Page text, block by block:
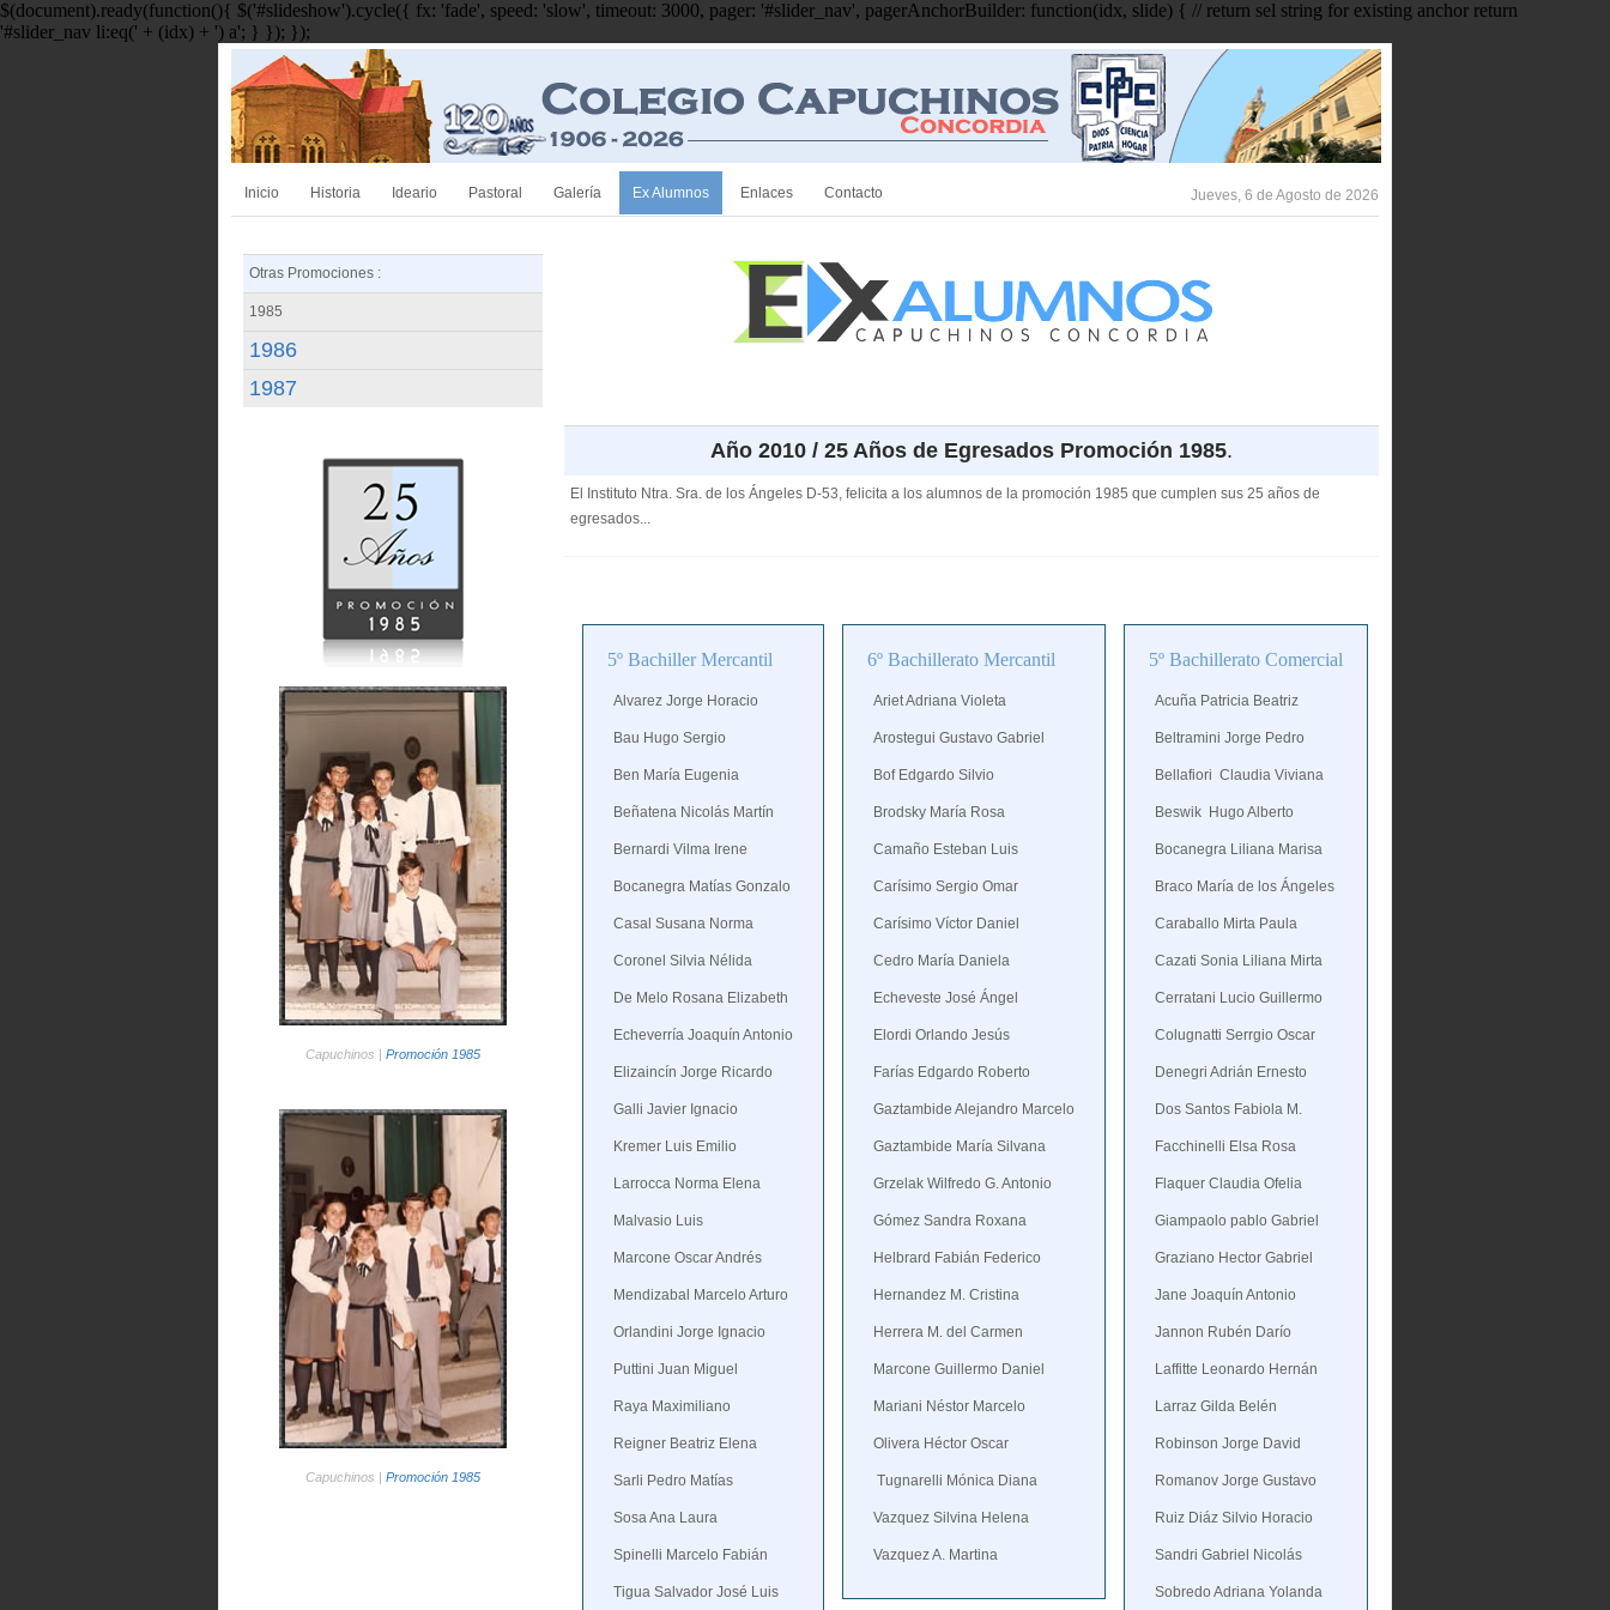
$(document).ready(function(){ $('#slideshow').cycle({ fx: 'fade', speed: 'slow', timeout: 3000, pager: '#slider_nav', pagerAnchorBuilder: function(idx, slide) { // return sel string for existing anchor return
'#slider_nav li:eq(' + (idx) + ') a'; } }); });
Inicio Historia Ideario Pastoral Galería Ex Alumnos Enlaces Contacto Jueves, 6 de Agosto de 2026
Otras Promociones :
1985
1986
1987
Capuchinos | Promoción 1985
Capuchinos | Promoción 1985
Año 2010 / 25 Años de Egresados Promoción 1985.
El Instituto Ntra. Sra. de los Ángeles D-53, felicita a los alumnos de la promoción 1985 que cumplen sus 25 años de
egresados...
5º Bachiller Mercantil
Alvarez Jorge Horacio
Bau Hugo Sergio
Ben María Eugenia
Beñatena Nicolás Martín
Bernardi Vilma Irene
Bocanegra Matías Gonzalo
Casal Susana Norma
Coronel Silvia Nélida
De Melo Rosana Elizabeth
Echeverría Joaquín Antonio
Elizaincín Jorge Ricardo
Galli Javier Ignacio
Kremer Luis Emilio
Larrocca Norma Elena
Malvasio Luis
Marcone Oscar Andrés
Mendizabal Marcelo Arturo
Orlandini Jorge Ignacio
Puttini Juan Miguel
Raya Maximiliano
Reigner Beatriz Elena
Sarli Pedro Matías
Sosa Ana Laura
Spinelli Marcelo Fabián
Tigua Salvador José Luis
6º Bachillerato Mercantil
Ariet Adriana Violeta
Arostegui Gustavo Gabriel
Bof Edgardo Silvio
Brodsky María Rosa
Camaño Esteban Luis
Carísimo Sergio Omar
Carísimo Víctor Daniel
Cedro María Daniela
Echeveste José Ángel
Elordi Orlando Jesús
Farías Edgardo Roberto
Gaztambide Alejandro Marcelo
Gaztambide María Silvana
Grzelak Wilfredo G. Antonio
Gómez Sandra Roxana
Helbrard Fabián Federico
Hernandez M. Cristina
Herrera M. del Carmen
Marcone Guillermo Daniel
Mariani Néstor Marcelo
Olivera Héctor Oscar
Tugnarelli Mónica Diana
Vazquez Silvina Helena
Vazquez A. Martina
5º Bachillerato Comercial
Acuña Patricia Beatriz
Beltramini Jorge Pedro
Bellafiori Claudia Viviana
Beswik Hugo Alberto
Bocanegra Liliana Marisa
Braco María de los Ángeles
Caraballo Mirta Paula
Cazati Sonia Liliana Mirta
Cerratani Lucio Guillermo
Colugnatti Serrgio Oscar
Denegri Adrián Ernesto
Dos Santos Fabiola M.
Facchinelli Elsa Rosa
Flaquer Claudia Ofelia
Giampaolo pablo Gabriel
Graziano Hector Gabriel
Jane Joaquín Antonio
Jannon Rubén Darío
Laffitte Leonardo Hernán
Larraz Gilda Belén
Robinson Jorge David
Romanov Jorge Gustavo
Ruiz Diáz Silvio Horacio
Sandri Gabriel Nicolás
Sobredo Adriana Yolanda